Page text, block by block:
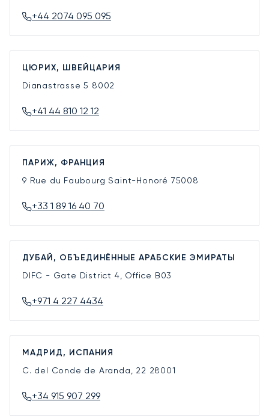
+44 2074 095 095
ЦЮРИХ, ШВЕЙЦАРИЯ
Dianastrasse 5 8002
+41 44 810 12 12
ПАРИЖ, ФРАНЦИЯ
9 Rue du Faubourg Saint-Honoré 75008
+33 1 89 16 40 70
ДУБАЙ, ОБЪЕДИНЁННЫЕ АРАБСКИЕ ЭМИРАТЫ
DIFC - Gate District 4, Office B03
+971 4 227 4434
МАДРИД, ИСПАНИЯ
C. del Conde de Aranda, 22 28001
+34 915 907 299